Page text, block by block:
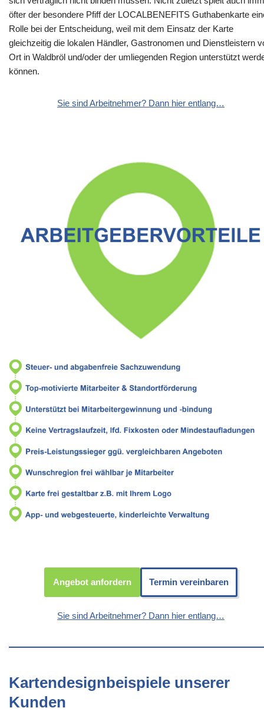
öfter der besondere Pfiff der LOCALBENEFITS Guthabenkarte
Rolle bei der Entscheidung, weil mit dem Einsatz der Karte
gleichzeitig die lokalen Händler, Gastronomen und Dienstleistern
Ort in Waldbröl und/oder der umliegenden Region unterstützt
können.
Sie sind Arbeitnehmer? Dann hier entlang…
Angebot anfordern Termin vereinbaren
Sie sind Arbeitnehmer? Dann hier entlang…
Kartendesignbeispiele unserer
Kunden